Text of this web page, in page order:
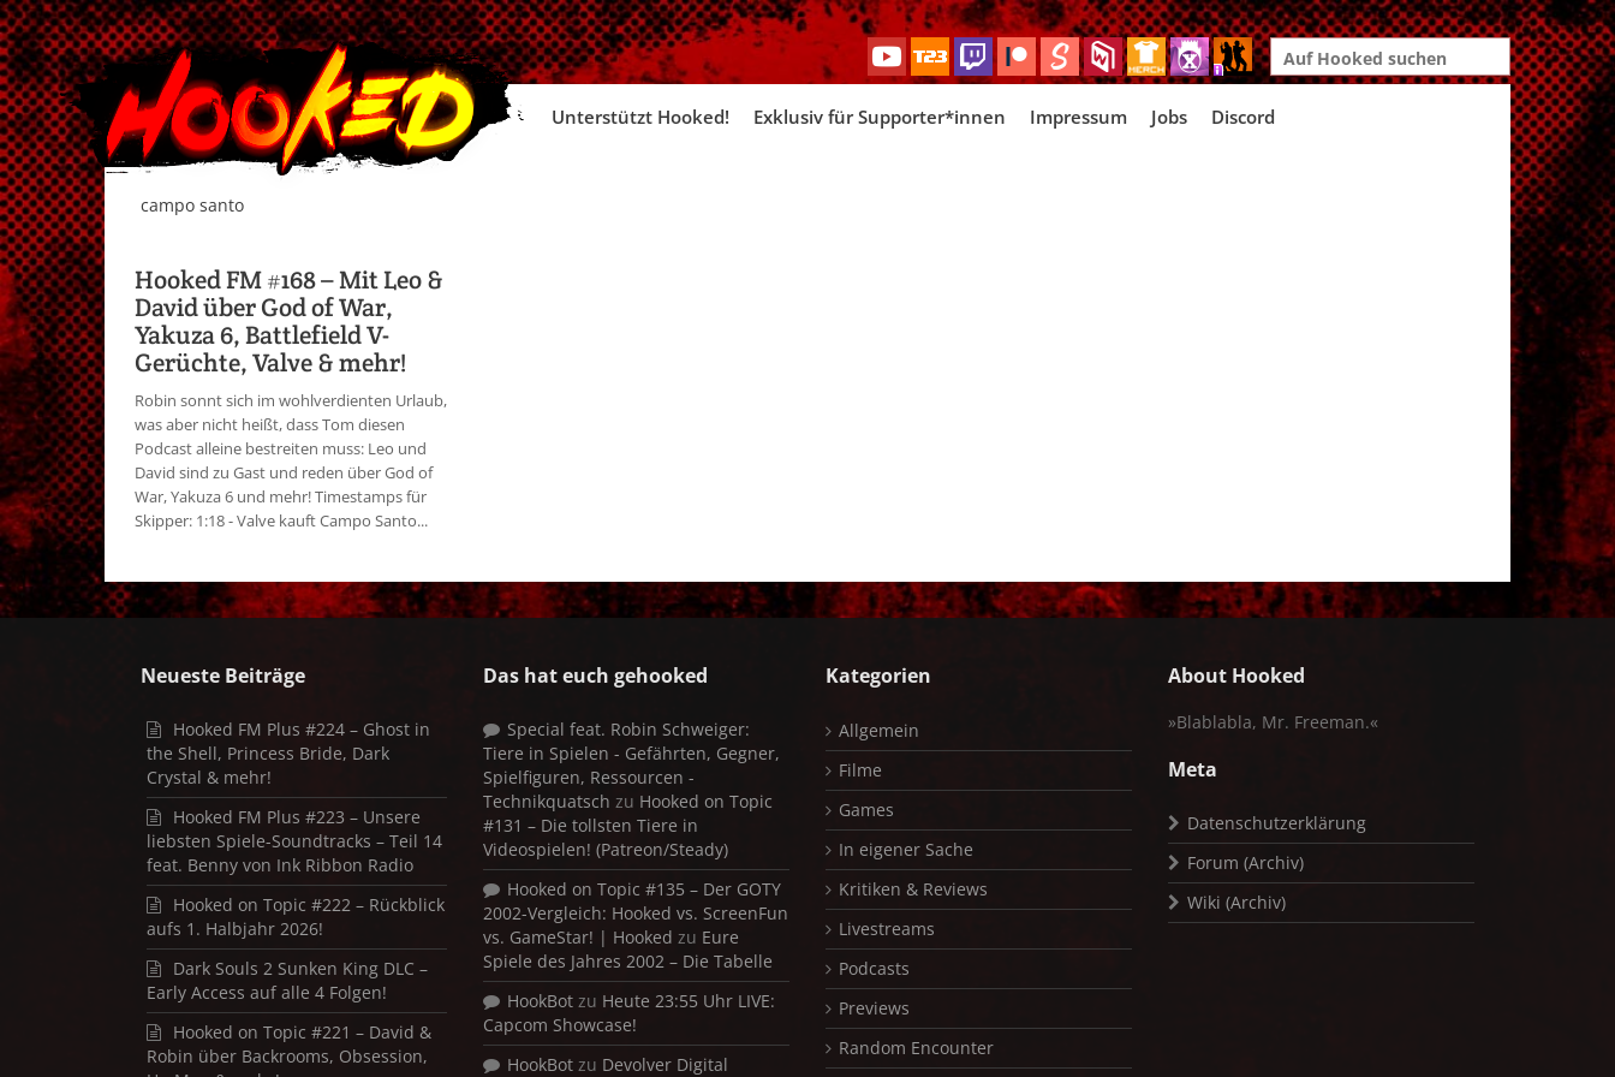
Search
for:
Skip
Unterstützt Hooked! Exklusiv für Supporter*innen Impressum Jobs Discord
campo santo
Hooked FM #168 – Mit Leo &
David über God of War,
Yakuza 6, Battlefield V-
Gerüchte, Valve & mehr!
Robin sonnt sich im wohlverdienten Urlaub,
was aber nicht heißt, dass Tom diesen
Podcast alleine bestreiten muss: Leo und
David sind zu Gast und reden über God of
War, Yakuza 6 und mehr! Timestamps für
Skipper: 1:18 - Valve kauft Campo Santo...
Neueste Beiträge
Hooked FM Plus #224 – Ghost in
the Shell, Princess Bride, Dark
Crystal & mehr!
Hooked FM Plus #223 – Unsere
liebsten Spiele-Soundtracks – Teil 14
feat. Benny von Ink Ribbon Radio
Hooked on Topic #222 – Rückblick
aufs 1. Halbjahr 2026!
Dark Souls 2 Sunken King DLC –
Early Access auf alle 4 Folgen!
Hooked on Topic #221 – David &
Robin über Backrooms, Obsession,
Das hat euch gehooked
Special feat. Robin Schweiger:
Tiere in Spielen - Gefährten, Gegner,
Spielfiguren, Ressourcen -
Technikquatsch zu Hooked on Topic
#131 – Die tollsten Tiere in
Videospielen! (Patreon/Steady)
Hooked on Topic #135 – Der GOTY
2002-Vergleich: Hooked vs. ScreenFun
vs. GameStar! | Hooked zu Eure
Spiele des Jahres 2002 – Die Tabelle
HookBot zu Heute 23:55 Uhr LIVE:
Capcom Showcase!
HookBot zu Devolver Digital
Kategorien
Allgemein
Filme
Games
In eigener Sache
Kritiken & Reviews
Livestreams
Podcasts
Previews
Random Encounter
About Hooked
»Blablabla, Mr. Freeman.«
Meta
Datenschutzerklärung
Forum (Archiv)
Wiki (Archiv)